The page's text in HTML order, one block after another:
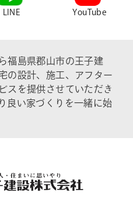
LINE YouTube
福島県郡山市の王子建
の設計、施工、アフター
スを提供させていただき
良い家づくりを一緒に始